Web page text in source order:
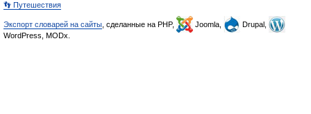
👣 Путешествия
Экспорт словарей на сайты , сделанные на PHP, Joomla,
Drupal,
WordPress, MODx.